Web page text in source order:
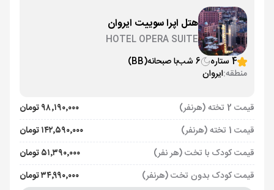
هتل اپرا سوییت ایروان
HOTEL OPERA SUITE
4 ستاره
6 شب با صبحانه(BB)
منطقه:ایروان
قیمت 2 تخته (هرنفر)
۹۸٬۱۹۰٬۰۰۰ تومان
قیمت 1 تخته (هرنفر)
۱۴۲٬۵۹۰٬۰۰۰ تومان
قیمت کودک با تخت (هر نفر)
۵۱٬۳۹۰٬۰۰۰ تومان
قیمت کودک بدون تخت (هرنفر)
۳۴٬۹۹۰٬۰۰۰ تومان